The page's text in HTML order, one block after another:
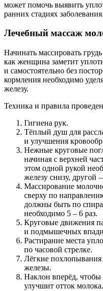
может помочь выявить
ранних стадиях заболевания.
Лечебный массаж
Начинать массировать
как женщина заметит
и самостоятельно без
кормления необходимо
железу.
Техника и правила
Гигиена рук.
Тёплый душ для
и улучшения
Нежные круговые
начиная с верхней
этом одной рукой
железу снизу, другой
Массирование
сверху по
должны быть по
необходимо 5 – 6 раз.
Круговые движения
и подмышечных
Растирание места
по часовой стрелке.
Лёгкие
железы.
Наклон вперёд, чтобы
улучшит отток молока.